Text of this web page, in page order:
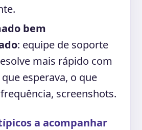
bem
: equipe de soporte
mais rápido com
esperava, o que
screenshots.
a acompanhar